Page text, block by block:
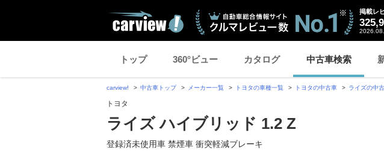
掲載レ
トップ 360°ビュー カタログ 中古車検索
carview! 中古車トップ メーカー一覧 トヨタの車種一覧 トヨタの中古車 ライズの中
トヨタ
ライズ ハイブリッド 1.2 Z
登録済未使用車 禁煙車 衝突軽減ブレーキ